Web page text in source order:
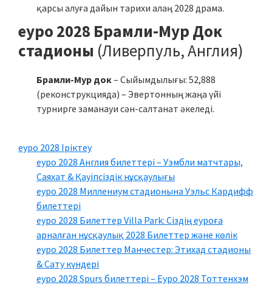
қарсы алуға дайын тарихи алаң 2028 драма.
еуро 2028 Брамли-Мур Док
стадионы (Ливерпуль, Англия)
Брамли-Мур док– Сыйымдылығы: 52,888
(реконструкцияда) – Эвертонның жаңа үйі
турнирге заманауи сән-салтанат әкеледі.
еуро 2028 Іріктеу
еуро 2028 Англия билеттері – Уэмбли матчтары,
Саяхат & Қауіпсіздік нұсқаулығы
еуро 2028 Миллениум стадионына Уэльс Кардифф
билеттері
еуро 2028 Билеттер Villa Park: Сіздің еуроға
арналған нұсқаулық 2028 Билеттер және көлік
еуро 2028 Билеттер Манчестер: Этихад стадионы
& Сату күндері
еуро 2028 Spurs билеттері – Еуро 2028 Тоттенхэм